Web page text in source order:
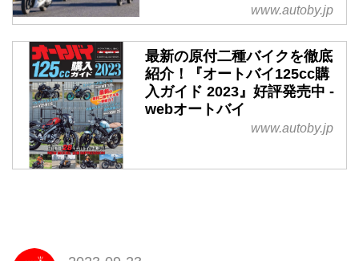
www.autoby.jp
最新の原付二種バイクを徹底
紹介！『オートバイ125cc購
入ガイド 2023』好評発売中 -
webオートバイ
www.autoby.jp